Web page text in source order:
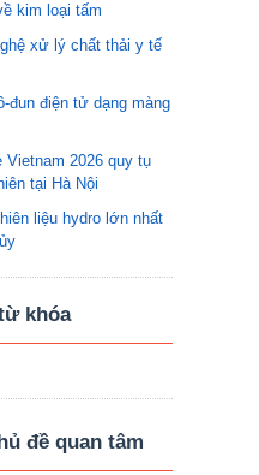
kim loại tấm
xử lý chất thải y tế
đun điện tử dạng màng
Vietnam 2026 quy tụ
tại Hà Nội
liệu hydro lớn nhất
khóa
đề quan tâm